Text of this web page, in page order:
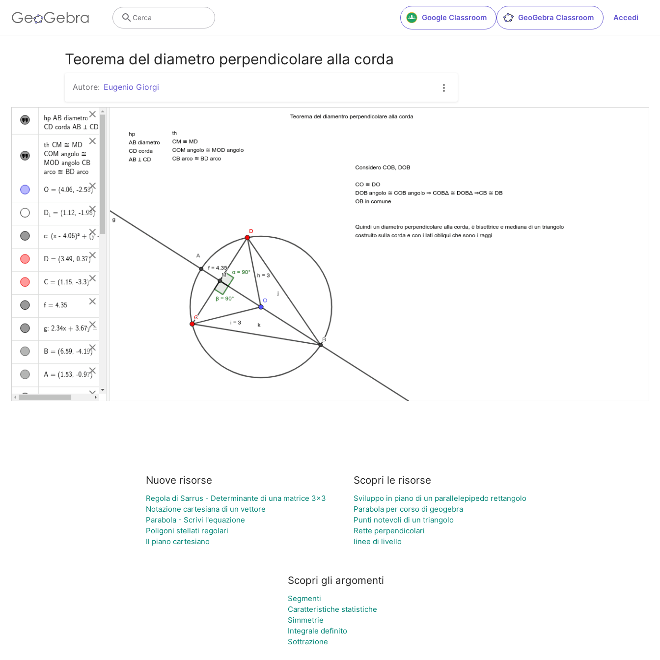
Google Classroom GeoGebra Classroom Accedi
Cerca
Teorema del diametro perpendicolare alla corda
Autore: Eugenio Giorgi
Nuove risorse
Regola di Sarrus - Determinante di una matrice 3×3
Notazione cartesiana di un vettore
Parabola - Scrivi l'equazione
Poligoni stellati regolari
Il piano cartesiano
Scopri le risorse
Sviluppo in piano di un parallelepipedo rettangolo
Parabola per corso di geogebra
Punti notevoli di un triangolo
Rette perpendicolari
linee di livello
Scopri gli argomenti
Segmenti
Caratteristiche statistiche
Simmetrie
Integrale definito
Sottrazione